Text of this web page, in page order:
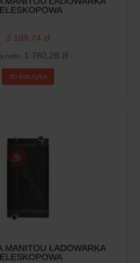
2 189,74 zł
netto: 1 780,28 zł
do koszyka
MANITOU ŁADOWARKA